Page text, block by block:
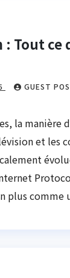
: Tout ce
GUEST
la manière
et les
plus